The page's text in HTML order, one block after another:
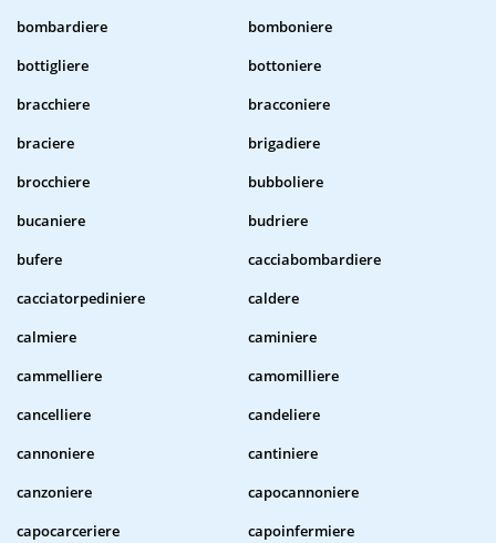
bombardiere
bomboniere
bottigliere
bottoniere
bracchiere
bracconiere
braciere
brigadiere
brocchiere
bubboliere
bucaniere
budriere
bufere
cacciabombardiere
cacciatorpediniere
caldere
calmiere
caminiere
cammelliere
camomilliere
cancelliere
candeliere
cannoniere
cantiniere
canzoniere
capocannoniere
capocarceriere
capoinfermiere